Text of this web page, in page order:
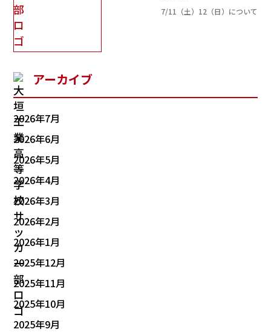
7/11（土）12（日）について
アーカイブ
2026年7月
2026年6月
2026年5月
2026年4月
2026年3月
2026年2月
2026年1月
2025年12月
2025年11月
2025年10月
2025年9月